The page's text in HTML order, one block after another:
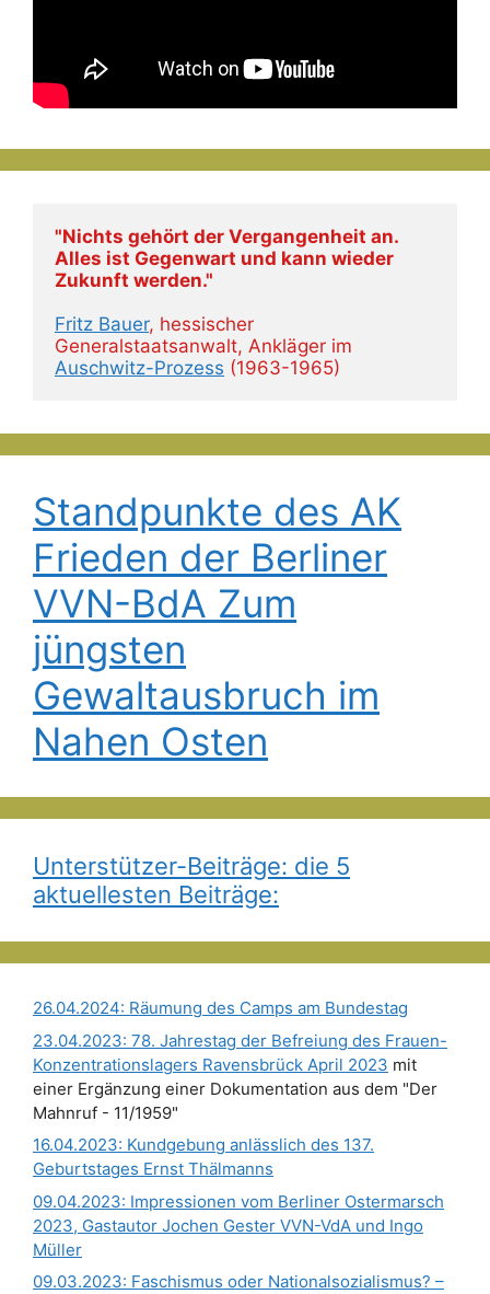
"Nichts gehört der Vergangenheit an.
Alles ist Gegenwart und kann wieder
Zukunft werden."
Fritz Bauer, hessischer
Auschwitz-Prozess (1963-1965)
Standpunkte des AK
Frieden der Berliner
VVN-BdA Zum
jüngsten
Gewaltausbruch im
Nahen Osten
Unterstützer-Beiträge: die 5
aktuellesten Beiträge:
26.04.2024: Räumung des Camps am Bundestag
23.04.2023: 78. Jahrestag der Befreiung des Frauen-
Konzentrationslagers Ravensbrück April 2023 mit
einer Ergänzung einer Dokumentation aus dem "Der
Mahnruf - 11/1959"
16.04.2023: Kundgebung anlässlich des 137.
Geburtstages Ernst Thälmanns
09.04.2023: Impressionen vom Berliner Ostermarsch
2023, Gastautor Jochen Gester VVN-VdA und Ingo
Müller
09.03.2023: Faschismus oder Nationalsozialismus? –